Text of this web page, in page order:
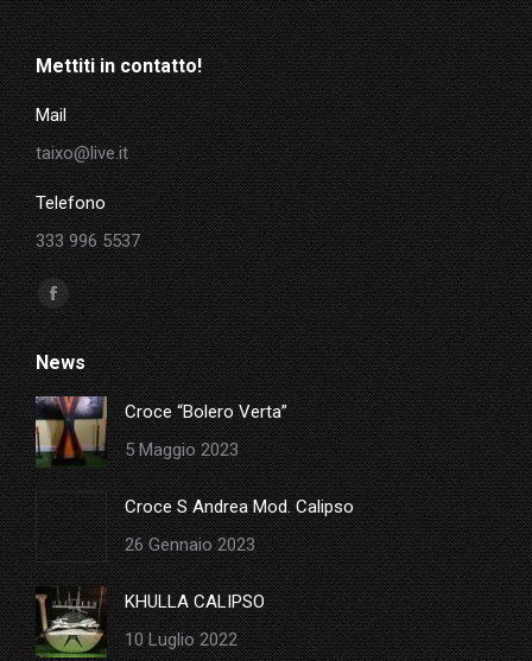
Mettiti in contatto!
Mail
taixo@live.it
Telefono
333 996 5537
Ci puoi trovare su:
Facebook
page
opens
in
new
window
News
Croce “Bolero Verta”
5 Maggio 2023
Croce S Andrea Mod. Calipso
26 Gennaio 2023
KHULLA CALIPSO
10 Luglio 2022